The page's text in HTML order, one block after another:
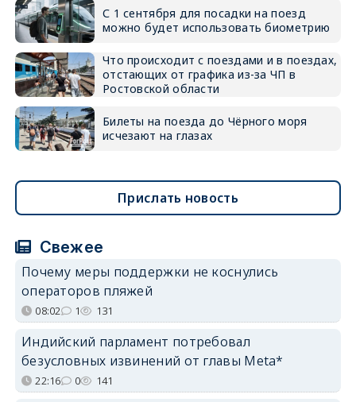
С 1 сентября для посадки на поезд
можно будет использовать биометрию
Что происходит с поездами и в поездах,
отстающих от графика из-за ЧП в
Ростовской области
Билеты на поезда до Чёрного моря
исчезают на глазах
Прислать новость
Свежее
Почему меры поддержки не коснулись
операторов пляжей
08:02 1 131
Индийский парламент потребовал
безусловных извинений от главы Meta*
22:16 0 141